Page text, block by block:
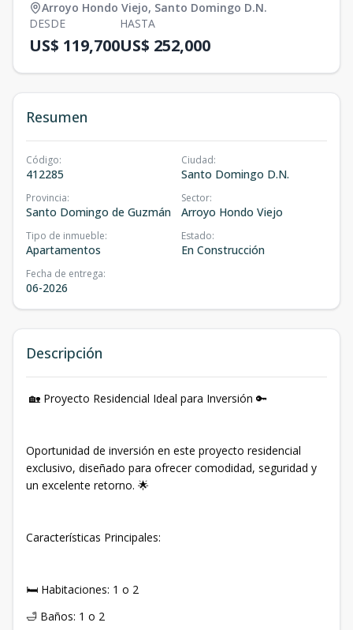
Arroyo Hondo Viejo, Santo Domingo D.N.
DESDE
US$ 119,700
HASTA
US$ 252,000
Resumen
Código:
412285
Ciudad:
Santo Domingo D.N.
Provincia:
Santo Domingo de Guzmán
Sector:
Arroyo Hondo Viejo
Tipo de inmueble:
Apartamentos
Estado:
En Construcción
Fecha de entrega:
06-2026
Descripción
🏡 Proyecto Residencial Ideal para Inversión 🔑
Oportunidad de inversión en este proyecto residencial
exclusivo, diseñado para ofrecer comodidad, seguridad y
un excelente retorno. 🌟
Características Principales:
🛏 Habitaciones: 1 o 2
🛁 Baños: 1 o 2